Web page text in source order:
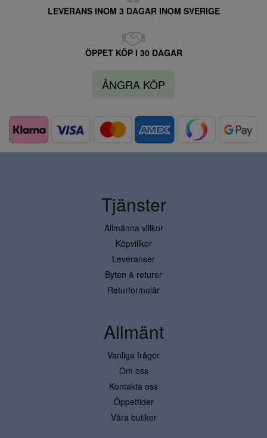
LEVERANS INOM 3 DAGAR INOM SVERIGE
ÖPPET KÖP I 30 DAGAR
ÅNGRA KÖP
Tjänster
Allmänna villkor
Köpvillkor
Leveranser
Byten & returer
Returformulär
Allmänt
Vanliga frågor
Om oss
Kontakta oss
Öppettider
Våra butiker